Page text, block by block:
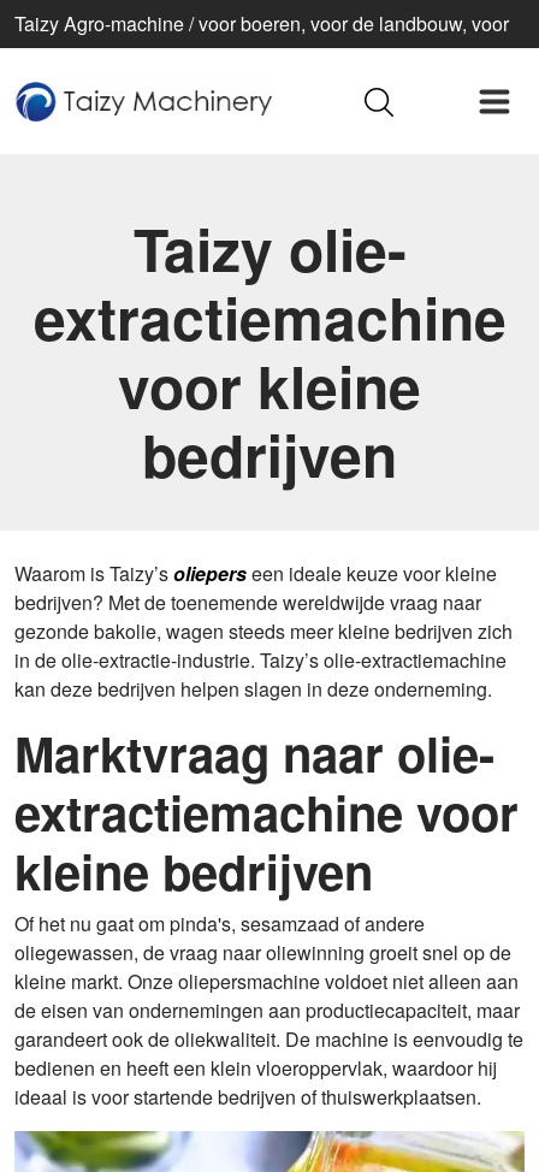
Taizy Agro-machine / voor boeren, voor de landbouw, voor
Taizy olie-
extractiemachine
voor kleine
bedrijven
Waarom is Taizy’solieperseen ideale keuze voor kleine
bedrijven? Met de toenemende wereldwijde vraag naar
gezonde bakolie, wagen steeds meer kleine bedrijven zich
in de olie-extractie-industrie. Taizy’s olie-extractiemachine
kan deze bedrijven helpen slagen in deze onderneming.
Marktvraag naar olie-
extractiemachine voor
kleine bedrijven
Of het nu gaat om pinda's, sesamzaad of andere
oliegewassen, de vraag naar oliewinning groeit snel op de
kleine markt. Onze oliepersmachine voldoet niet alleen aan
de eisen van ondernemingen aan productiecapaciteit, maar
garandeert ook de oliekwaliteit. De machine is eenvoudig te
bedienen en heeft een klein vloeroppervlak, waardoor hij
ideaal is voor startende bedrijven of thuiswerkplaatsen.